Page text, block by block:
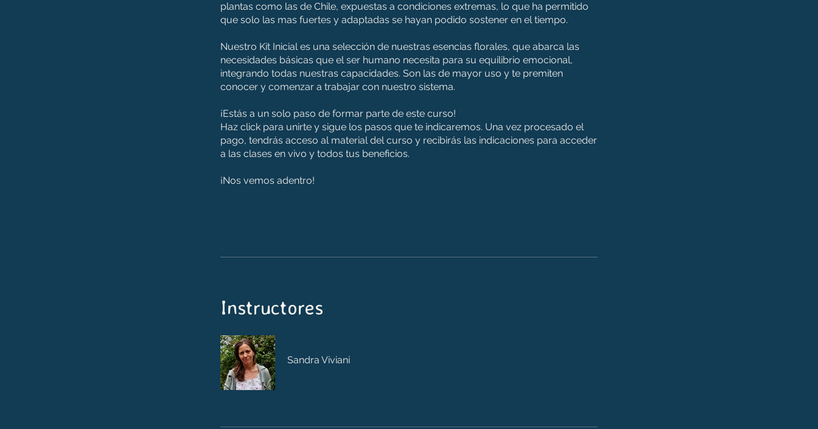
plantas como las de Chile, expuestas a condiciones extremas, lo que ha permitido
que solo las mas fuertes y adaptadas se hayan podido sostener en el tiempo.
Nuestro Kit Inicial es una selección de nuestras esencias florales, que abarca las
necesidades básicas que el ser humano necesita para su equilibrio emocional,
integrando todas nuestras capacidades. Son las de mayor uso y te premiten
conocer y comenzar a trabajar con nuestro sistema.
¡Estás a un solo paso de formar parte de este curso!
Haz click para unirte y sigue los pasos que te indicaremos. Una vez procesado el
pago, tendrás acceso al material del curso y recibirás las indicaciones para acceder
a las clases en vivo y todos tus beneficios.
¡Nos vemos adentro!
Instructores
Sandra Viviani